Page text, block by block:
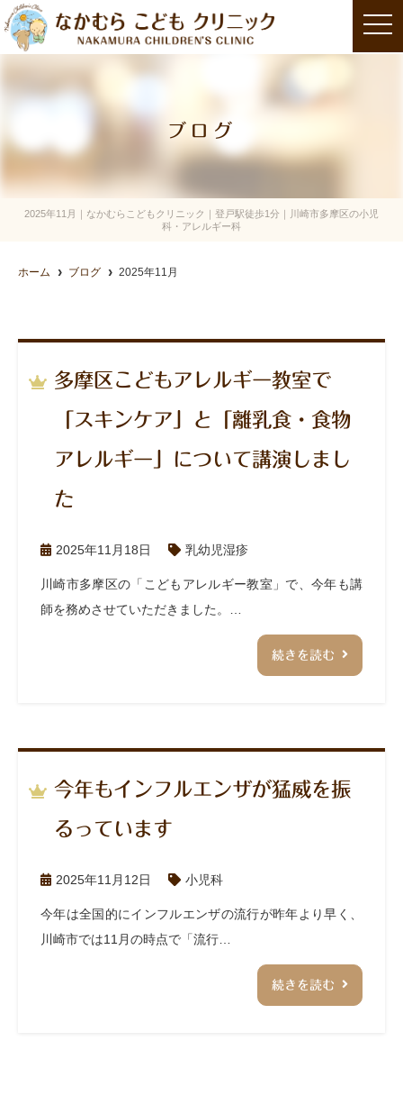
t
o
i
ブログ
2025年11月｜なかむらこどもクリニック｜登戸駅徒歩1分｜川崎市多摩区の小児
科・アレルギー科
ホーム ブログ 2025年11月
多摩区こどもアレルギー教室で
「スキンケア」と「離乳食・食物
アレルギー」について講演しまし
た
2025年11月18日 乳幼児湿疹
川崎市多摩区の「こどもアレルギー教室」で、今年も講
師を務めさせていただきました。…
続きを読む
今年もインフルエンザが猛威を振
るっています
2025年11月12日 小児科
今年は全国的にインフルエンザの流行が昨年より早く、
川崎市では11月の時点で「流行…
続きを読む